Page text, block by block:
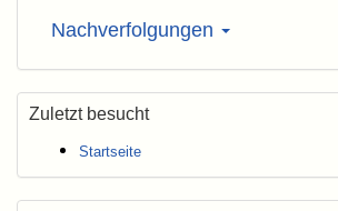
Nachverfolgungen
Zuletzt besucht
Startseite